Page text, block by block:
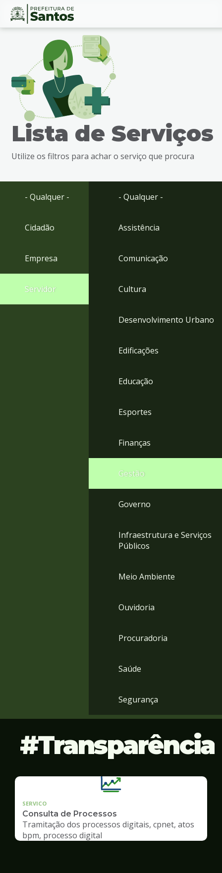
Ir
busca
Ir
Conteúdo
Lista de Serviços
Utilize os filtros para achar o serviço que procura
- Qualquer -
Cidadão
Empresa
Servidor
- Qualquer -
Assistência
Comunicação
Cultura
Desenvolvimento Urbano
Edificações
Educação
Esportes
Finanças
Gestão
Governo
Infraestrutura e Serviços
Públicos
Meio Ambiente
Ouvidoria
Procuradoria
Saúde
Segurança
Transparência
SERVICO
Consulta de Processos
Tramitação dos processos digitais, cpnet, atos
bpm, processo digital